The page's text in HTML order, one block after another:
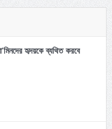
হৃদয়কে ব্যথিত করবে